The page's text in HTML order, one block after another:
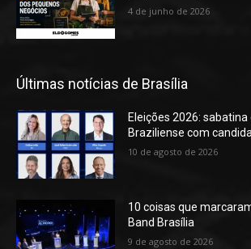
4 de junho de 2026
Últimas notícias de Brasília
Eleições 2026: sabatina
Braziliense com
10 de agosto de 2026
10 coisas que
Band Brasília
9 de agosto de 2026